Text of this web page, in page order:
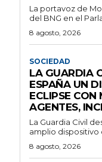
La portavoz de
del BNG en el
8 agosto, 2026
SOCIEDAD
LA GUARDIA
ESPAÑA UN
ECLIPSE
AGENTES,
La Guardia Civil
amplio dispositivo
8 agosto, 2026